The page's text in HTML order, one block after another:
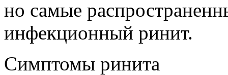
но самые
инфекционный ринит.
Симптомы ринита